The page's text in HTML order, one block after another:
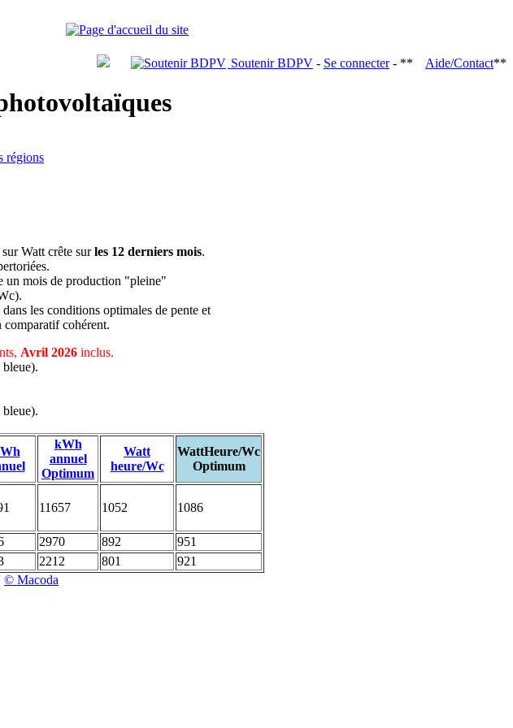
Soutenir BDPV - Se connecter- ** Aide/Contact**
régions
Watt crête surles 12 derniers mois.
un mois de production "pleine"
les conditions optimales de pente et
cohérent.
Avril 2026inclus.
kWh
annuel
Optimum
Watt
heure/Wc
WattHeure/Wc
Optimum
11657 1052 1086
2970 892
951
2212 801
921
© Macoda